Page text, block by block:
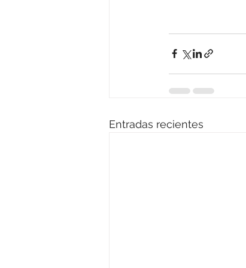
Entradas recientes